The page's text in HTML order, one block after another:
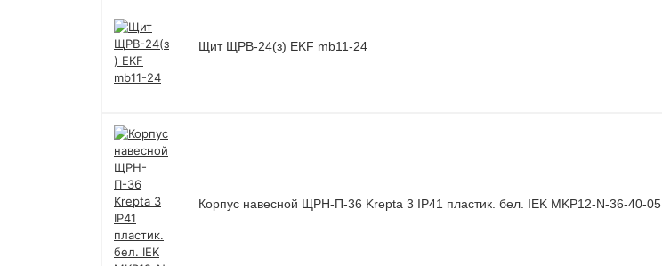
Щит ЩРВ-24(з) EKF mb11-24
Корпус навесной ЩРН-П-36 Krepta 3 IP41 пластик. бел. IEK MKP12-N-36-40-05